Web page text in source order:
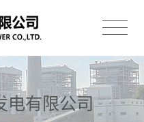
电有限公司